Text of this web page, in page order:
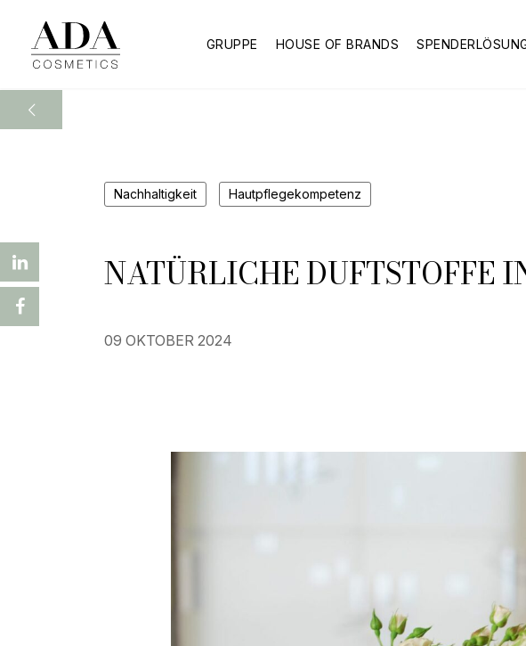
GRUPPE HOUSE OF BRANDS
Nachhaltigkeit Hautpflegekompetenz
NATÜRLICHE DUFTSTOFFE
09 OKTOBER 2024